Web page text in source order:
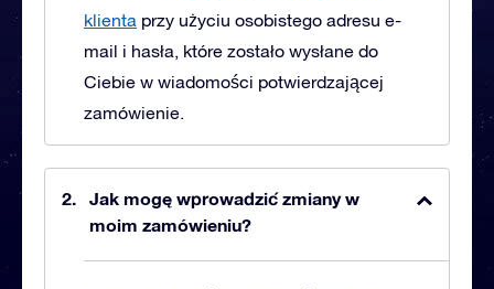
klienta przy użyciu osobistego adresu e-
mail i hasła, które zostało wysłane do
Ciebie w wiadomości potwierdzającej
zamówienie.
Jak mogę wprowadzić zmiany w
moim zamówieniu?